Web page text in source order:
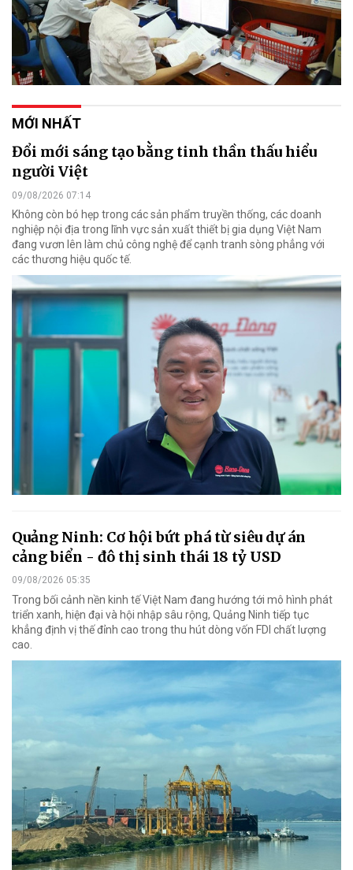
MỚI NHẤT
Đổi mới sáng tạo bằng tinh thần thấu hiểu
người Việt
09/08/2026 07:14
Không còn bó hẹp trong các sản phẩm truyền thống, các doanh
nghiệp nội địa trong lĩnh vực sản xuất thiết bị gia dụng Việt Nam
đang vươn lên làm chủ công nghệ để cạnh tranh sòng phẳng với
các thương hiệu quốc tế.
Quảng Ninh: Cơ hội bứt phá từ siêu dự án
cảng biển - đô thị sinh thái 18 tỷ USD
09/08/2026 05:35
Trong bối cảnh nền kinh tế Việt Nam đang hướng tới mô hình phát
triển xanh, hiện đại và hội nhập sâu rộng, Quảng Ninh tiếp tục
khẳng định vị thế đỉnh cao trong thu hút dòng vốn FDI chất lượng
cao.